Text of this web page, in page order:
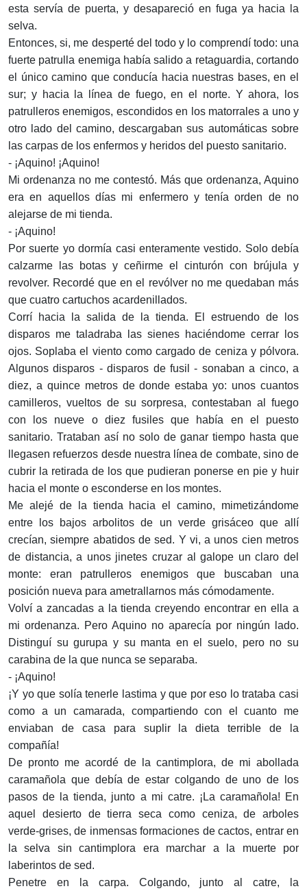
esta servía de puerta, y desapareció en fuga ya hacia la
selva.
Entonces, si, me desperté del todo y lo comprendí todo: una
fuerte patrulla enemiga había salido a retaguardia, cortando
el único camino que conducía hacia nuestras bases, en el
sur; y hacia la línea de fuego, en el norte. Y ahora, los
patrulleros enemigos, escondidos en los matorrales a uno y
otro lado del camino, descargaban sus automáticas sobre
las carpas de los enfermos y heridos del puesto sanitario.
- ¡Aquino! ¡Aquino!
Mi ordenanza no me contestó. Más que ordenanza, Aquino
era en aquellos días mi enfermero y tenía orden de no
alejarse de mi tienda.
- ¡Aquino!
Por suerte yo dormía casi enteramente vestido. Solo debía
calzarme las botas y ceñirme el cinturón con brújula y
revolver. Recordé que en el revólver no me quedaban más
que cuatro cartuchos acardenillados.
Corrí hacia la salida de la tienda. El estruendo de los
disparos me taladraba las sienes haciéndome cerrar los
ojos. Soplaba el viento como cargado de ceniza y pólvora.
Algunos disparos - disparos de fusil - sonaban a cinco, a
diez, a quince metros de donde estaba yo: unos cuantos
camilleros, vueltos de su sorpresa, contestaban al fuego
con los nueve o diez fusiles que había en el puesto
sanitario. Trataban así no solo de ganar tiempo hasta que
llegasen refuerzos desde nuestra línea de combate, sino de
cubrir la retirada de los que pudieran ponerse en pie y huir
hacia el monte o esconderse en los montes.
Me alejé de la tienda hacia el camino, mimetizándome
entre los bajos arbolitos de un verde grisáceo que allí
crecían, siempre abatidos de sed. Y vi, a unos cien metros
de distancia, a unos jinetes cruzar al galope un claro del
monte: eran patrulleros enemigos que buscaban una
posición nueva para ametrallarnos más cómodamente.
Volví a zancadas a la tienda creyendo encontrar en ella a
mi ordenanza. Pero Aquino no aparecía por ningún lado.
Distinguí su gurupa y su manta en el suelo, pero no su
carabina de la que nunca se separaba.
- ¡Aquino!
¡Y yo que solía tenerle lastima y que por eso lo trataba casi
como a un camarada, compartiendo con el cuanto me
enviaban de casa para suplir la dieta terrible de la
compañía!
De pronto me acordé de la cantimplora, de mi abollada
caramañola que debía de estar colgando de uno de los
pasos de la tienda, junto a mi catre. ¡La caramañola! En
aquel desierto de tierra seca como ceniza, de arboles
verde-grises, de inmensas formaciones de cactos, entrar en
la selva sin cantimplora era marchar a la muerte por
laberintos de sed.
Penetre en la carpa. Colgando, junto al catre, la